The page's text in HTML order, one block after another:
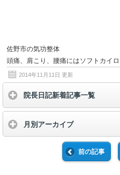
佐野市の気功整体
頭痛、肩こり、腰痛にはソフトカイ
2014年11月11日 更新
院長日記新着記事一覧
月別アーカイブ
前の記事